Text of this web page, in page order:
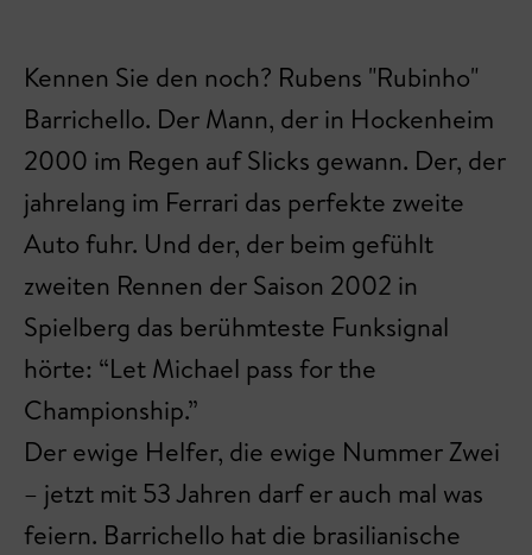
Kennen Sie den noch? Rubens "Rubinho"
Barrichello. Der Mann, der in Hockenheim
2000 im Regen auf Slicks gewann. Der, der
jahrelang im Ferrari das perfekte zweite
Auto fuhr. Und der, der beim gefühlt
zweiten Rennen der Saison 2002 in
Spielberg das berühmteste Funksignal
hörte: “Let Michael pass for the
Championship.”
Der ewige Helfer, die ewige Nummer Zwei
– jetzt mit 53 Jahren darf er auch mal was
feiern. Barrichello hat die brasilianische